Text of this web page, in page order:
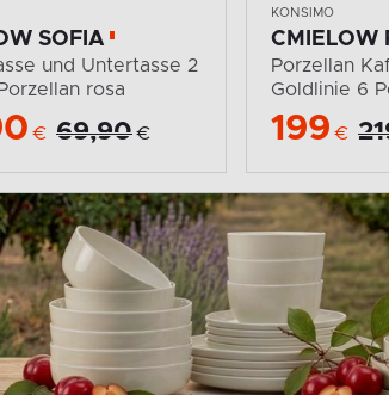
SOFIA
und Untertasse 2
rosa
€ 69,90 €
KONSIMO
CMIELOW
Porzellan
Goldlinie 6
199 €